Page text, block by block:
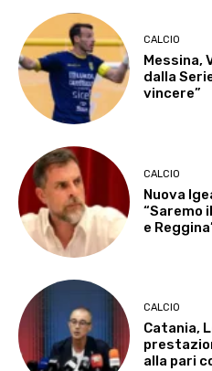
CALCIO
Messina,
dalla
vincere”
CALCIO
Nuova
“Saremo
e
CALCIO
Catania,
alla pari